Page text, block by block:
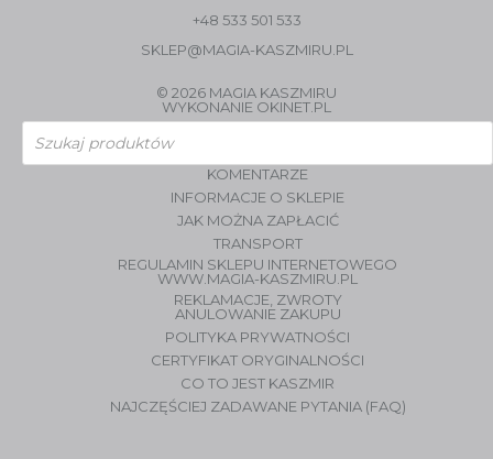
+48 533 501 533
SKLEP@MAGIA-KASZMIRU.PL
© 2026 MAGIA KASZMIRU
WYKONANIE OKINET.PL
Wyszukiwarka
produktów
KOMENTARZE
INFORMACJE O SKLEPIE
JAK MOŻNA ZAPŁACIĆ
TRANSPORT
REGULAMIN SKLEPU INTERNETOWEGO
WWW.MAGIA-KASZMIRU.PL
REKLAMACJE, ZWROTY
ANULOWANIE ZAKUPU
POLITYKA PRYWATNOŚCI
CERTYFIKAT ORYGINALNOŚCI
CO TO JEST KASZMIR
NAJCZĘŚCIEJ ZADAWANE PYTANIA (FAQ)